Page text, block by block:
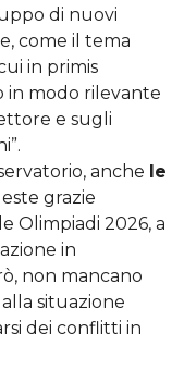
di nuovi
come il tema
in primis
in modo rilevante
e sugli
anche le
grazie
Olimpiadi 2026, a
in
non mancano
situazione
dei conflitti in